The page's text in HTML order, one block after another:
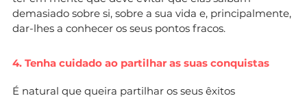
demasiado sobre si, sobre a sua vida e, principalmente,
dar-lhes a conhecer os seus pontos fracos.
4. Tenha cuidado ao partilhar as suas conquistas
É natural que queira partilhar os seus êxitos